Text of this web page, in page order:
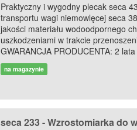
Praktyczny i wygodny plecak seca
transportu wagi niemowlęcej seca
jakości materiału wodoodpornego
uszkodzeniami w trakcie
GWARANCJA PRODUCENTA: 2 lata
na magazynie
seca 233 - Wzrostomiarka do